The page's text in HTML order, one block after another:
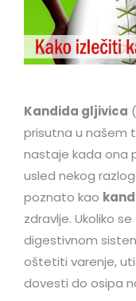
Kandida gljivica
prisutna u našem
nastaje kada ona
usled nekog
poznato kao
zdravlje. Ukoliko se
digestivnom
oštetiti varenje,
dovesti do osipa